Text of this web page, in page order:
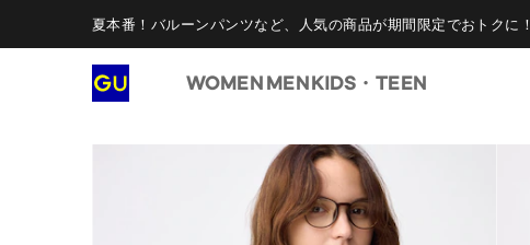
夏本番！バルーンパンツなど、人気の商品が期間限定でおトクに！
WOMEN MENKIDS・TEEN